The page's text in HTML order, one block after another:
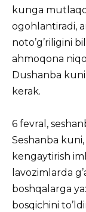
kunga
ogohlantiradi,
noto’g’riligini
ahmoqona
Dushanba kuni
kerak.
6 fevral,
Seshanba kuni,
kengaytirish
lavozimlarda
boshqalarga
bosqichini